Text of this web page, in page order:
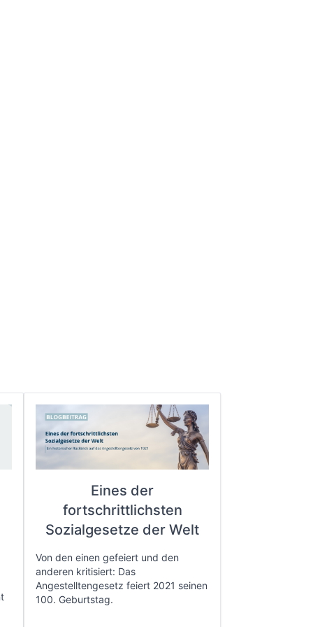
Eines der
fortschrittlichsten
Sozialgesetze der Welt
Von den einen gefeiert und den
anderen kritisiert: Das
Angestelltengesetz feiert 2021 seinen
100. Geburtstag.